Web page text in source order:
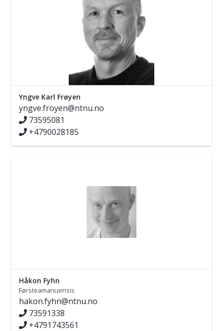
Yngve Karl Frøyen
yngve.froyen@ntnu.no
73595081
+4790028185
Håkon Fyhn
Førsteamanuensis
hakon.fyhn@ntnu.no
73591338
+4791743561